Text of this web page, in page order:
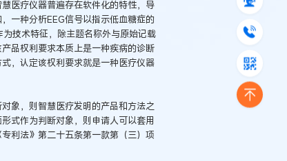
医疗仪器普遍存在软件化的特性，导
一种分析EEG信号以指示低血糖症的
技术特征，除主题名称外与原始记载
品权利要求本质上是一种疾病的诊断
，认定该权利要求就是一种医疗仪器
象，则智慧医疗发明的产品和方法之
式作为判断对象，则申请人可以套用
利法》第二十五条第一款第（三）项